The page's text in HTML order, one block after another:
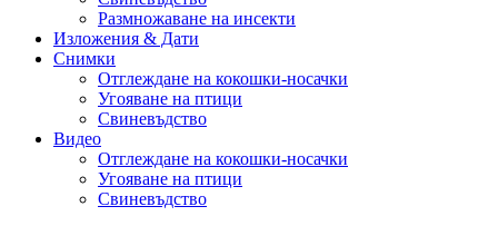
Размножаване на инсекти
Изложения & Дати
Снимки
Отглеждане на кокошки-носачки
Угояване на птици
Свиневъдство
Видео
Отглеждане на кокошки-носачки
Угояване на птици
Свиневъдство